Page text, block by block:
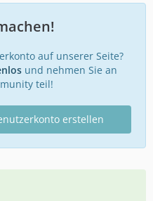
auf unserer Seite?
und nehmen Sie an
teil!
erstellen